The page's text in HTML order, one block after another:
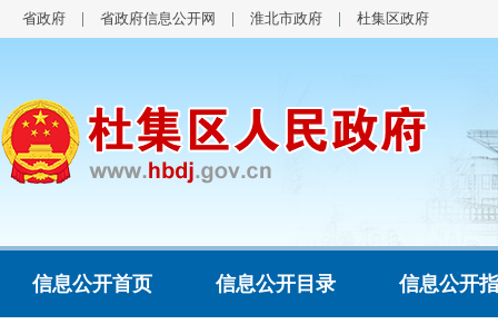
省政府 省政府信息公开网 淮北市政府 杜集区政府
信息公开首页 信息公开目录 信息公开